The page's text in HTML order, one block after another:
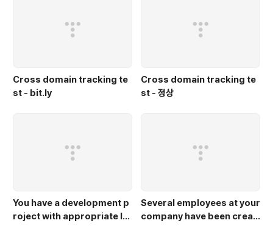
Cross domain tracking te
st - bit.ly
Cross domain tracking te
st - 정상
You have a development p
roject with appropriate IA
Several employees at your
company have been creati